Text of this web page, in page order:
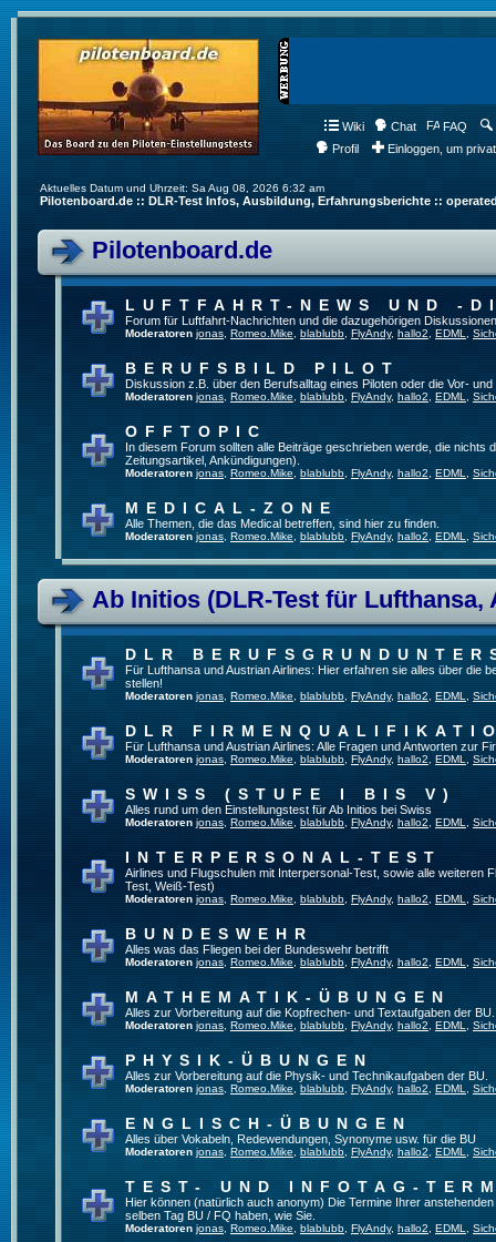
Wiki Chat FAQ
Profil
Einloggen, um
Aktuelles Datum und Uhrzeit: Sa Aug 08, 2026 6:32 am
Pilotenboard.de :: DLR-Test Infos, Ausbildung, Erfahrungsberichte ::
Pilotenboard.de
LUFTFAHRT-NEWS UND -
Forum für Luftfahrt-Nachrichten und die dazugehörigen
Moderatoren jonas Romeo.Mike blablubb FlyAndy, hallo2 EDML
BERUFSBILD PILOT
Diskussion z.B. über den Berufsalltag eines Piloten oder die Vor-
Moderatoren jonas Romeo.Mike blablubb FlyAndy, hallo2 EDML
OFFTOPIC
In diesem Forum sollten alle Beiträge geschrieben werde, die
Zeitungsartikel, Ankündigungen).
Moderatoren jonas Romeo.Mike blablubb FlyAndy, hallo2 EDML
MEDICAL-ZONE
Alle Themen, die das Medical betreffen, sind hier zu finden.
Moderatoren jonas Romeo.Mike blablubb FlyAndy, hallo2 EDML
Ab Initios (DLR-Test für Lufthansa,
DLR
Für Lufthansa und Austrian Airlines: Hier erfahren sie alles über die
stellen!
Moderatoren jonas Romeo.Mike blablubb FlyAndy, hallo2 EDML
DLR
Für Lufthansa und Austrian Airlines: Alle Fragen und Antworten zur
Moderatoren jonas Romeo.Mike blablubb FlyAndy, hallo2 EDML
SWISS (STUFE I BIS V)
Alles rund um den Einstellungstest für Ab Initios bei Swiss
Moderatoren jonas Romeo.Mike blablubb FlyAndy, hallo2 EDML
INTERPERSONAL-TEST
Airlines und Flugschulen mit Interpersonal-Test, sowie alle weiteren
Test, Weiß-Test)
Moderatoren jonas Romeo.Mike blablubb FlyAndy, hallo2 EDML
BUNDESWEHR
Alles was das Fliegen bei der Bundeswehr betrifft
Moderatoren jonas Romeo.Mike blablubb FlyAndy, hallo2 EDML
MATHEMATIK-ÜBUNGEN
Alles zur Vorbereitung auf die Kopfrechen- und Textaufgaben der BU.
Moderatoren jonas Romeo.Mike blablubb FlyAndy, hallo2 EDML
PHYSIK-ÜBUNGEN
Alles zur Vorbereitung auf die Physik- und Technikaufgaben der BU.
Moderatoren jonas Romeo.Mike blablubb FlyAndy, hallo2 EDML
ENGLISCH-ÜBUNGEN
Alles über Vokabeln, Redewendungen, Synonyme usw. für die BU
Moderatoren jonas Romeo.Mike blablubb FlyAndy, hallo2 EDML
TEST- UND INFOTAG-
Hier können (natürlich auch anonym) Die Termine Ihrer
selben Tag BU / FQ haben, wie Sie.
Moderatoren jonas Romeo.Mike blablubb FlyAndy, hallo2 EDML